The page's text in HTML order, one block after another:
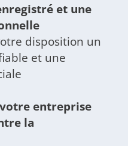
et une
disposition un
et une
entreprise
la